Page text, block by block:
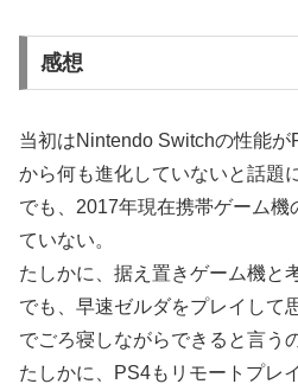
感想
当初はNintendo Switchの性能
から何も進化していないと話題
でも、2017年現在携帯ゲーム機
ていない。
たしかに、据え置きゲーム機と
でも、早速ゼルダをプレイして
でごろ寝しながらできると言う
たしかに、PS4もリモートプレ